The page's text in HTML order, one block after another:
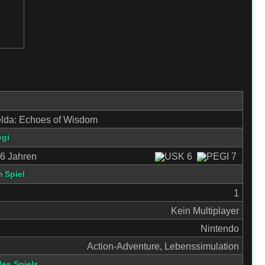
Echoes of Wisdom
6 Jahren
Spiel
1
Kein Multiplayer
Nintendo
Action-Adventure, Lebenssimulation